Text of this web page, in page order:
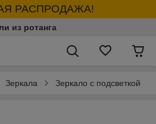
РАСПРОДАЖА!
из ротанга
Зеркала Зеркало с подсветкой